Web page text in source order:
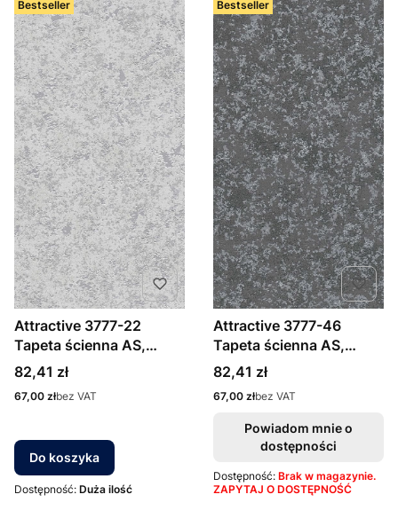
Bestseller
Attractive 3777-22
Tapeta ścienna AS,
ozdobny tynk
Cena
82,41 zł
Cena
67,00 złbez VAT
Do koszyka
Dostępność: Duża ilość
Bestseller
Attractive 3777-46
Tapeta ścienna AS,
ozdobny tynk
Cena
82,41 zł
Cena
67,00 złbez VAT
Powiadom mnie o
dostępności
Dostępność: Brak w magazynie.
ZAPYTAJ O DOSTĘPNOŚĆ